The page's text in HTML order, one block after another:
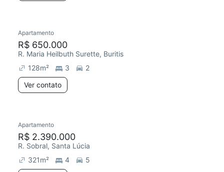
Apartamento
R$ 650.000
R. Maria Heilbuth Surette, Buritis
128m² 3
2
Ver contato
Apartamento
R$ 2.390.000
R. Sobral, Santa Lúcia
321m² 4
5